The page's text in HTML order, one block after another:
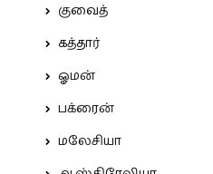
குவைத்
கத்தார்
ஓமன்
பக்ரைன்
மலேசியா